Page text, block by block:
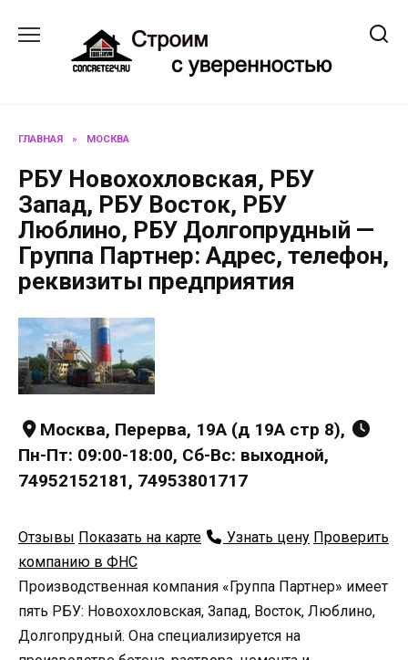
содержанию
ГЛАВНАЯ » МОСКВА
РБУ Новохохловская, РБУ
Запад, РБУ Восток, РБУ
Люблино, РБУ Долгопрудный —
Группа Партнер: Адрес, телефон,
реквизиты предприятия
Москва, Перерва, 19А (д 19А стр 8),
Пн-Пт: 09:00-18:00, Сб-Вс: выходной,
74952152181, 74953801717
Отзывы Показать на карте Узнать цену Проверить
компанию в ФНС
Производственная компания «Группа Партнер» имеет
пять РБУ: Новохохловская, Запад, Восток, Люблино,
Долгопрудный. Она специализируется на